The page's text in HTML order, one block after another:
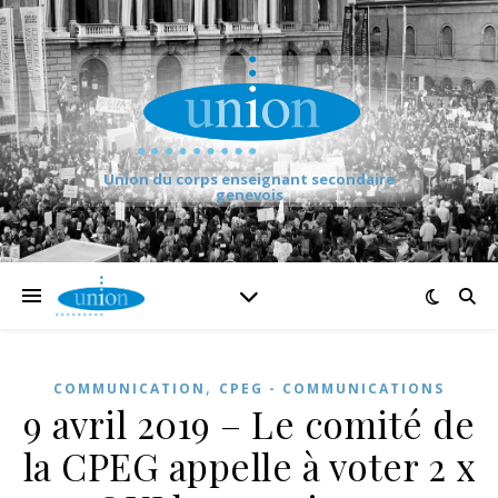
Union du corps enseignant secondaire
genevois
COMMUNICATION , CPEG - COMMUNICATIONS
9 avril 2019 – Le comité de
la CPEG appelle à voter 2 x